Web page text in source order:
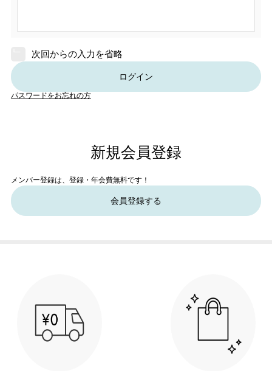
次回からの入力を省略
ログイン
パスワードをお忘れの方
新規会員登録
メンバー登録は、登録・年会費無料です！
会員登録する